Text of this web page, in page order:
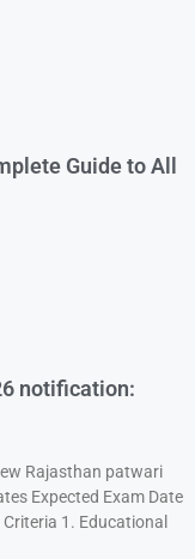
Guide to All
notification:
Rajasthan patwari
Expected Exam Date
1. Educational